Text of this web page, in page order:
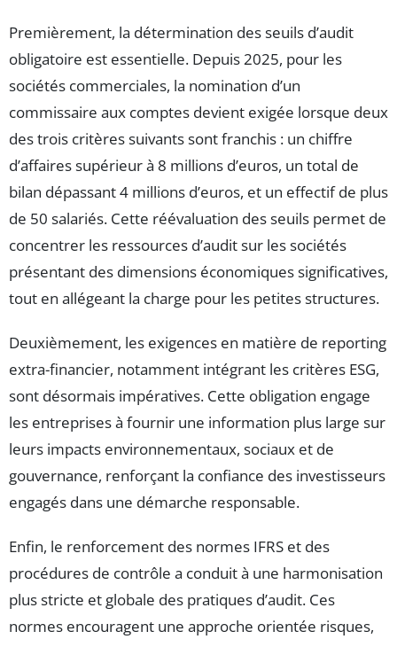
Premièrement, la détermination des seuils d’audit
obligatoire est essentielle. Depuis 2025, pour les
sociétés commerciales, la nomination d’un
commissaire aux comptes devient exigée lorsque deux
des trois critères suivants sont franchis : un chiffre
d’affaires supérieur à 8 millions d’euros, un total de
bilan dépassant 4 millions d’euros, et un effectif de plus
de 50 salariés. Cette réévaluation des seuils permet de
concentrer les ressources d’audit sur les sociétés
présentant des dimensions économiques significatives,
tout en allégeant la charge pour les petites structures.
Deuxièmement, les exigences en matière de reporting
extra-financier, notamment intégrant les critères ESG,
sont désormais impératives. Cette obligation engage
les entreprises à fournir une information plus large sur
leurs impacts environnementaux, sociaux et de
gouvernance, renforçant la confiance des investisseurs
engagés dans une démarche responsable.
Enfin, le renforcement des normes IFRS et des
procédures de contrôle a conduit à une harmonisation
plus stricte et globale des pratiques d’audit. Ces
normes encouragent une approche orientée risques,